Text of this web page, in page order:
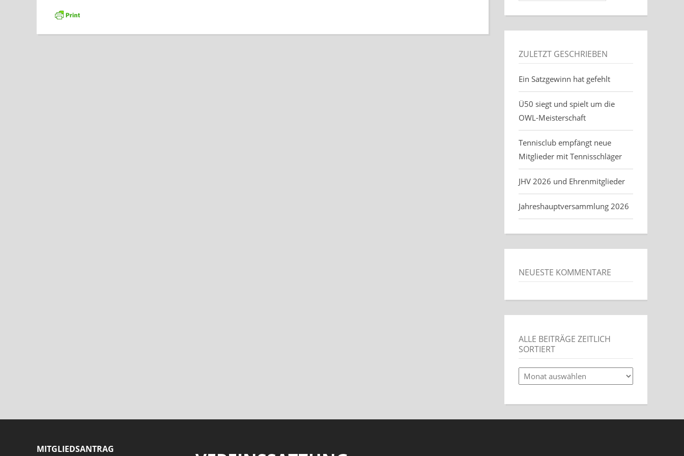
ZULETZT GESCHRIEBEN
Ein Satzgewinn hat gefehlt
Ü50 siegt und spielt um die
OWL-Meisterschaft
Tennisclub empfängt neue
Mitglieder mit Tennisschläger
JHV 2026 und Ehrenmitglieder
Jahreshauptversammlung 2026
NEUESTE KOMMENTARE
ALLE BEITRÄGE ZEITLICH
SORTIERT
alle
Beiträge
zeitlich
sortiert
MITGLIEDSANTRAG